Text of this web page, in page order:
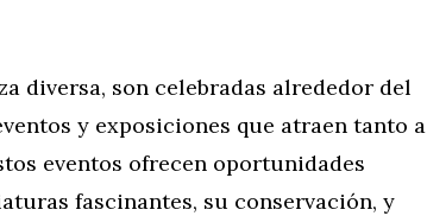
diversa, son celebradas alrededor del
y exposiciones que atraen tanto a
eventos ofrecen oportunidades
fascinantes, su conservación, y